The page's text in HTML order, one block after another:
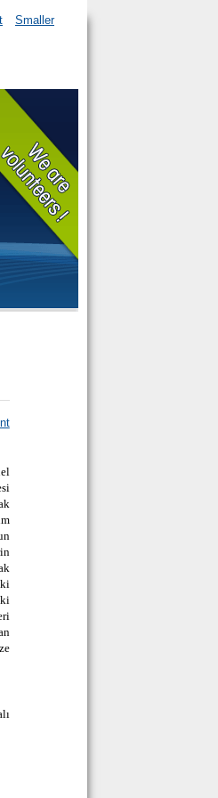
Smaller